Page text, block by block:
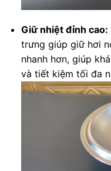
Giữ nhiệt đỉnh cao:
trưng giúp giữ hơi
nhanh hơn, giúp
và tiết kiệm tối đa